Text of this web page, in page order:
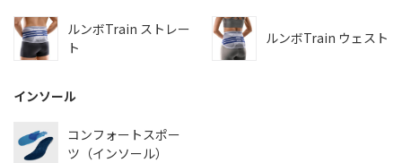
ルンボTrain ストレー
ト
ルンボTrain ウェスト
インソール
コンフォートスポー
ツ（インソール）